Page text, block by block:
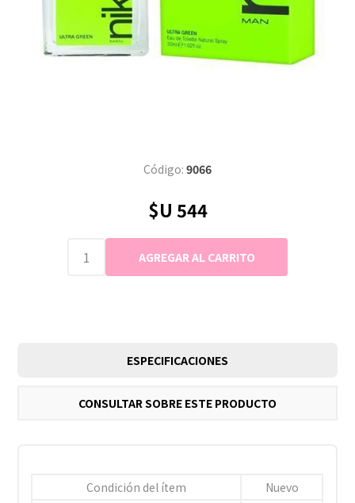
Código: 9066
$U 544
ESPECIFICACIONES
CONSULTAR SOBRE ESTE PRODUCTO
Condición del ítem
Nuevo